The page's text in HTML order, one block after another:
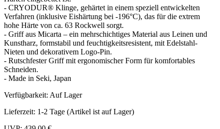
- CRYODUR® Klinge, gehärtet in einem speziell entwickelten
Verfahren (inklusive Eishärtung bei -196°C), das für die extrem
hohe Härte von ca. 63 Rockwell sorgt.
- Griff aus Micarta – ein mehrschichtiges Material aus Leinen und
Kunstharz, formstabil und feuchtigkeitsresistent, mit Edelstahl-
Nieten und dekorativem Logo-Pin.
- Rutschfester Griff mit ergonomischer Form für komfortables
Schneiden.
- Made in Seki, Japan
Verfügbarkeit: Auf Lager
Lieferzeit: 1-2 Tage (Artikel ist auf Lager)